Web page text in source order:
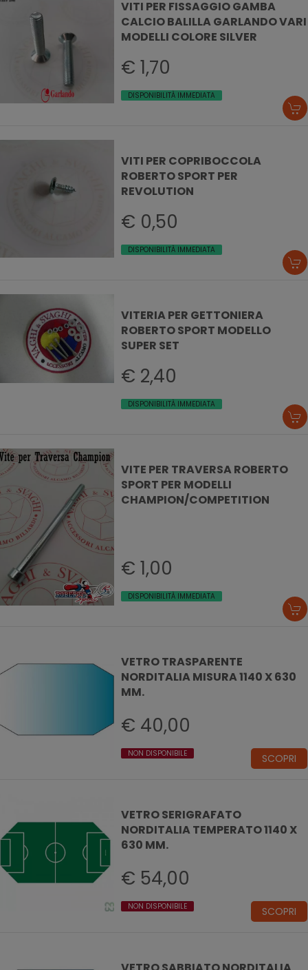
VITI PER FISSAGGIO GAMBA
CALCIO BALILLA GARLANDO VARI
MODELLI COLORE SILVER
€ 1,70
DISPONIBILITÀ IMMEDIATA
VITI PER COPRIBOCCOLA
ROBERTO SPORT PER
REVOLUTION
€ 0,50
DISPONIBILITÀ IMMEDIATA
VITERIA PER GETTONIERA
ROBERTO SPORT MODELLO
SUPER SET
€ 2,40
DISPONIBILITÀ IMMEDIATA
VITE PER TRAVERSA ROBERTO
SPORT PER MODELLI
CHAMPION/COMPETITION
€ 1,00
DISPONIBILITÀ IMMEDIATA
VETRO TRASPARENTE
NORDITALIA MISURA 1140 X 630
MM.
€ 40,00
NON DISPONIBILE SCOPRI
VETRO SERIGRAFATO
NORDITALIA TEMPERATO 1140 X
630 MM.
€ 54,00
NON DISPONIBILE SCOPRI